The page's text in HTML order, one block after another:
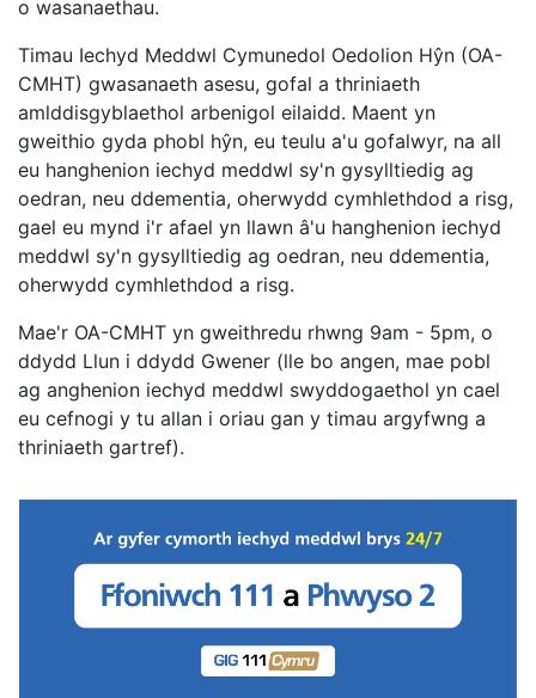
o wasanaethau.
Timau Iechyd Meddwl Cymunedol Oedolion Hŷn (OA-
CMHT) gwasanaeth asesu, gofal a thriniaeth
amlddisgyblaethol arbenigol eilaidd. Maent yn
gweithio gyda phobl hŷn, eu teulu a'u gofalwyr, na all
eu hanghenion iechyd meddwl sy'n gysylltiedig ag
oedran, neu ddementia, oherwydd cymhlethdod a risg,
gael eu mynd i'r afael yn llawn â'u hanghenion iechyd
meddwl sy'n gysylltiedig ag oedran, neu ddementia,
oherwydd cymhlethdod a risg.
Mae'r OA-CMHT yn gweithredu rhwng 9am - 5pm, o
ddydd Llun i ddydd Gwener (lle bo angen, mae pobl
ag anghenion iechyd meddwl swyddogaethol yn cael
eu cefnogi y tu allan i oriau gan y timau argyfwng a
thriniaeth gartref).